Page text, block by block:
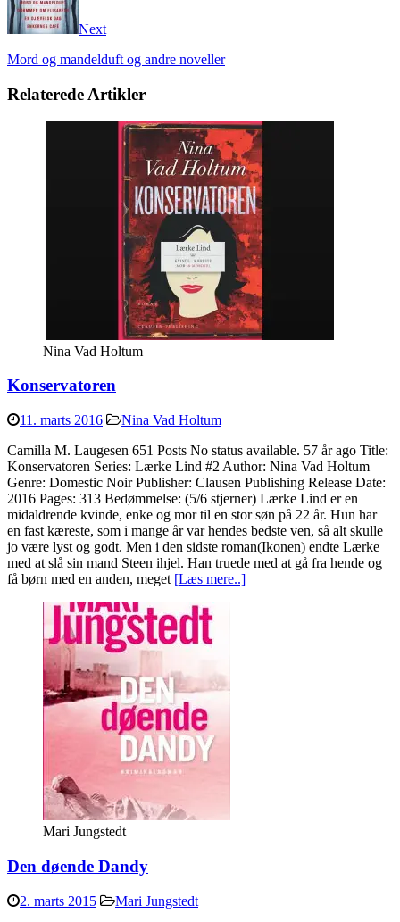
Next
Mord og mandelduft og andre noveller
Relaterede Artikler
Nina Vad Holtum
Konservatoren
11. marts 2016
Nina Vad Holtum
Camilla M. Laugesen 651 Posts No status available. 57 år ago Title:
Konservatoren Series: Lærke Lind #2 Author: Nina Vad Holtum
Genre: Domestic Noir Publisher: Clausen Publishing Release Date:
2016 Pages: 313 Bedømmelse: (5/6 stjerner) Lærke Lind er en
midaldrende kvinde, enke og mor til en stor søn på 22 år. Hun har
en fast kæreste, som i mange år var hendes bedste ven, så alt skulle
jo være lyst og godt. Men i den sidste roman(Ikonen) endte Lærke
med at slå sin mand Steen ihjel. Han truede med at gå fra hende og
få børn med en anden, meget [Læs mere..]
Mari Jungstedt
Den døende Dandy
2. marts 2015
Mari Jungstedt